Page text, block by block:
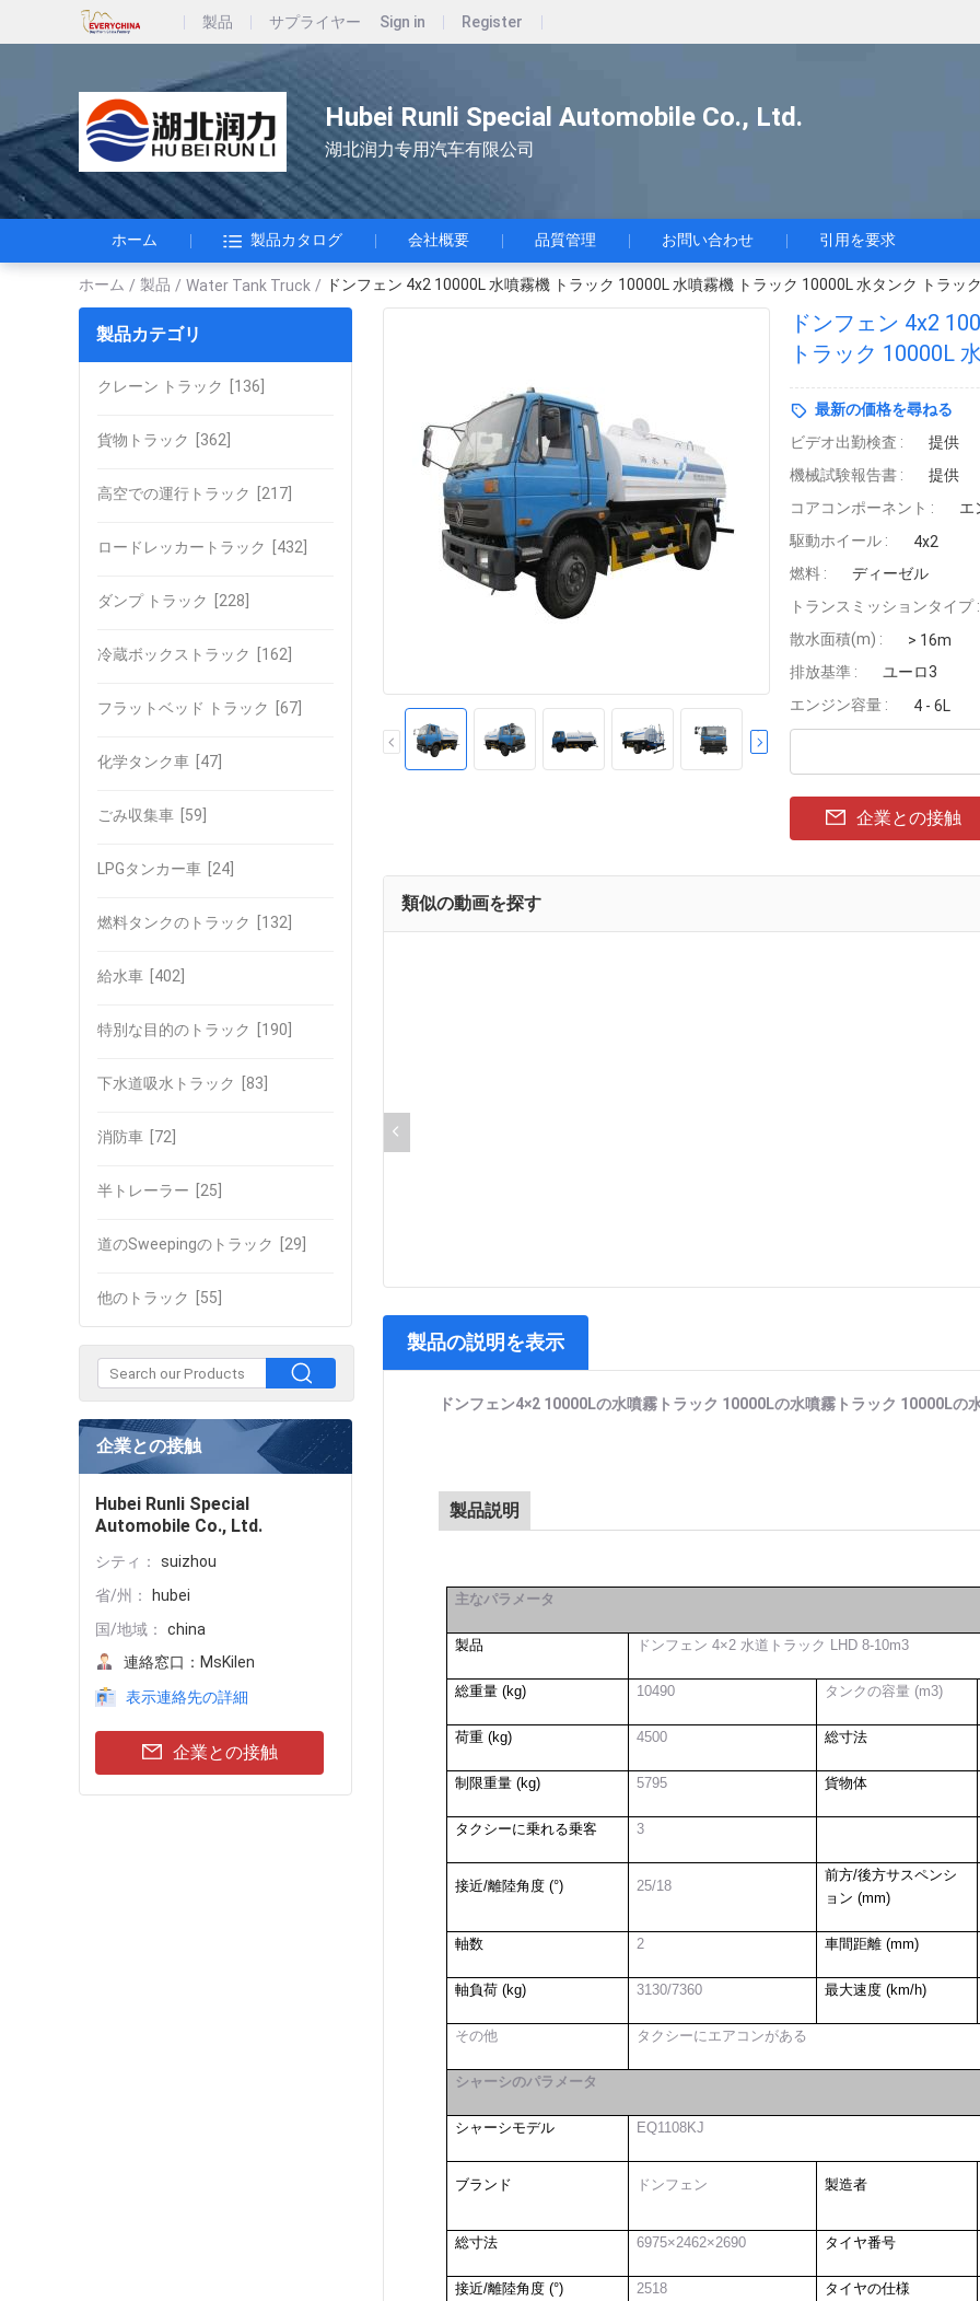
製品 サプライヤー Sign in Register
Hubei Runli Special Automobile Co., Ltd.
湖北润力专用汽车有限公司
ホーム 製品カタログ 会社概要 品質管理 お問い合わせ 引用を要求
ホーム / 製品 / Water Tank Truck / ドンフェン 4x2 10000L 水噴霧機 トラック 10000L 水噴霧機 トラック 10000L 水タンク トラック
製品カテゴリ
クレーン トラック [136]
貨物トラック [362]
高空での運行トラック [217]
ロードレッカートラック [432]
ダンプ トラック [228]
冷蔵ボックストラック [162]
フラットベッド トラック [67]
化学タンク車 [47]
ごみ収集車 [59]
LPGタンカー車 [24]
燃料タンクのトラック [132]
給水車 [402]
特別な目的のトラック [190]
下水道吸水トラック [83]
消防車 [72]
半トレーラー [25]
道のSweepingのトラック [29]
他のトラック [55]
企業との接触
Hubei Runli Special
Automobile Co., Ltd.
シティ：
suizhou
省/州：
hubei
国/地域：
china
連絡窓口： MsKilen
表示連絡先の詳細
企業との接触
ドンフェン 4x2
トラック 10000L
最新の価格を尋ねる
ビデオ出勤検査 :
提供
機械試験報告書 :
提供
コアコンポーネント :
エ
駆動ホイール :
4x2
燃料 :
ディーゼル
トランスミッションタイプ :
散水面積(m) :
> 16m
排放基準 :
ユーロ3
エンジン容量 :
4 - 6L
企業との接触
類似の動画を探す
製品の説明を表示
ドンフェン4×2 10000Lの水噴霧トラック 10000Lの水噴霧トラック 10000Lの
製品説明
主なパラメータ
製品 ドンフェン 4×2 水道トラック LHD 8-10m3
総重量 (kg) 10490 タンクの容量 (m3)
荷重 (kg) 4500 総寸法
制限重量 (kg) 5795 貨物体
タクシーに乗れる乗客 3
接近/離陸角度 (°) 25/18
前方/後方サスペンシ
ョン (mm)
軸数 2 車間距離 (mm)
軸負荷 (kg) 3130/7360 最大速度 (km/h)
その他 タクシーにエアコンがある
シャーシのパラメータ
シャーシモデル EQ1108KJ
ブランド ドンフェン 製造者
総寸法 6975×2462×2690 タイヤ番号
接近/離陸角度 (°) 2518 タイヤの仕様